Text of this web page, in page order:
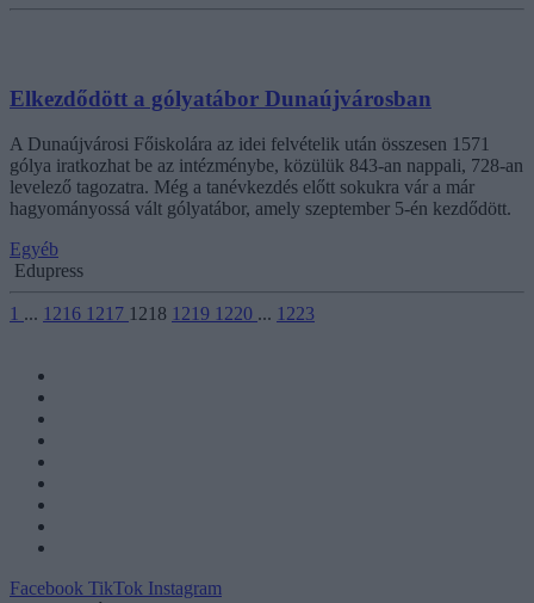
Elkezdődött a gólyatábor Dunaújvárosban
A Dunaújvárosi Főiskolára az idei felvételik után összesen 1571
gólya iratkozhat be az intézménybe, közülük 843-an nappali, 728-an
levelező tagozatra. Még a tanévkezdés előtt sokukra vár a már
hagyományossá vált gólyatábor, amely szeptember 5-én kezdődött.
Egyéb
Edupress
1 ... 1216 1217 1218 1219 1220 ... 1223
Facebook TikTok Instagram